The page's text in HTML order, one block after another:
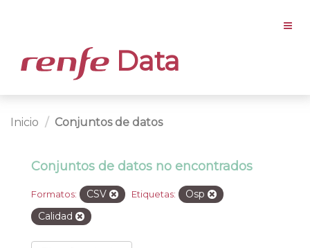
Data
Inicio Conjuntos de datos
Conjuntos de datos no encontrados
Formatos: CSV Etiquetas:
Osp
Calidad